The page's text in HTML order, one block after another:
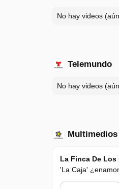
No hay videos
Telemundo
No hay videos
La Finca De
'La Caja'